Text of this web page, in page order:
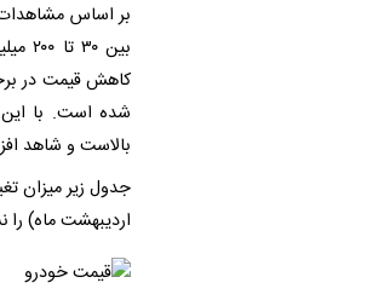
بر اساس مشاهدات
شده است. با
بالاست و شاهد
اردیبهشت ماه)